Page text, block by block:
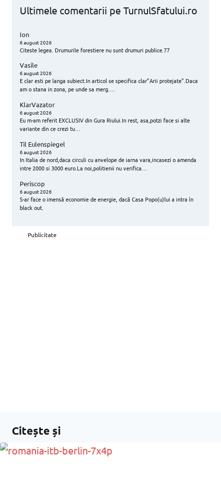
Ultimele comentarii pe TurnulSfatului.ro
Ion
6 august 2026
Citeste legea. Drumurile forestiere nu sunt drumuri publice.77
Vasile
6 august 2026
E clar esti pe langa subiect.In articol se specifica clar”Arii protejate”.Daca
am o stana in zona, pe unde sa merg.…
KlarVazator
6 august 2026
Eu m-am referit EXCLUSIV din Gura Riului.In rest, asa,potzi face si alte
variante din ce crezi tu…
Til Eulenspiegel
6 august 2026
In Italia de nord,daca circuli cu anvelope de iarna vara,incasezi o amenda
intre 2000 si 3000 euro.La noi,politienii nu verifica…
Periscop
6 august 2026
S-ar face o imensă economie de energie, dacă Casa Popo(u)lui a intra în
black out.
Publicitate
Citește și